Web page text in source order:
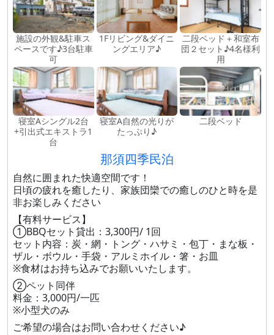
施設の外観&駐車ス
ペースです♪3台駐車
可
1Fリビング&ダイニ
ングエリア♪
二段ベッド＋和室布
団２セット♪4名様利
用
寝室Aシングル2台
+引出式エキストラ1
台
寝室A自然の光りが
たっぷり♪
二段ベッド
那須四季民泊
自然に囲まれた快適空間です！
日頃の疲れを癒したり、家族団欒での癒しのひと時を是
非お楽しみください
【有料サービス】
①BBQセット貸出：3,300円/ 1回
セット内容：炭・網・トング・ハサミ・包丁・まな板・
ザル・ボウル・手袋・アルミホイル・箸・お皿
※食材はお持ち込みでお願いいたします。
②ペット同伴
料金：3,000円/一匹
※小型犬のみ
ご希望の場合はお問い合わせください♪